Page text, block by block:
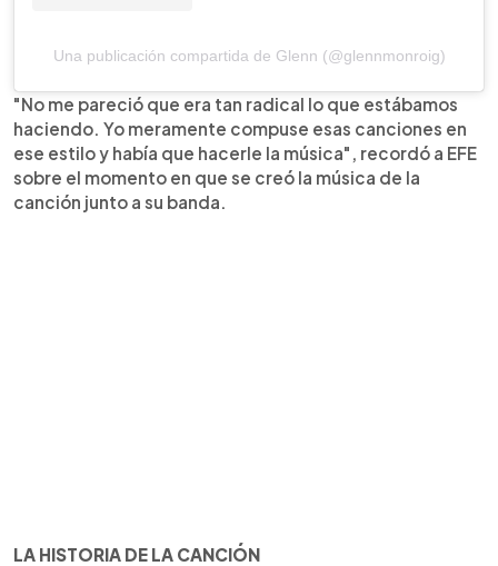
Una publicación compartida de Glenn (@glennmonroig)
"No me pareció que era tan radical lo que estábamos
haciendo. Yo meramente compuse esas canciones en
ese estilo y había que hacerle la música", recordó a EFE
sobre el momento en que se creó la música de la
canción junto a su banda.
LA HISTORIA DE LA CANCIÓN